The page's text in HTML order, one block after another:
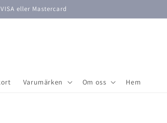
eller Mastercard
Varumärken Om oss Hem